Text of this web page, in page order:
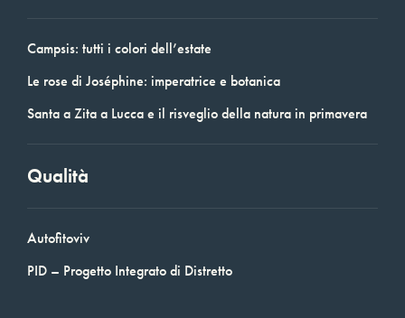
Campsis: tutti i colori dell’estate
Le rose di Joséphine: imperatrice e botanica
Santa a Zita a Lucca e il risveglio della natura in primavera
Qualità
Autofitoviv
PID – Progetto Integrato di Distretto